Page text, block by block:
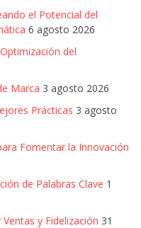
el Potencial del
6 agosto 2026
del
Marca 3 agosto 2026
Prácticas 3 agosto
Fomentar la Innovación
de Palabras Clave 1
y Fidelización 31